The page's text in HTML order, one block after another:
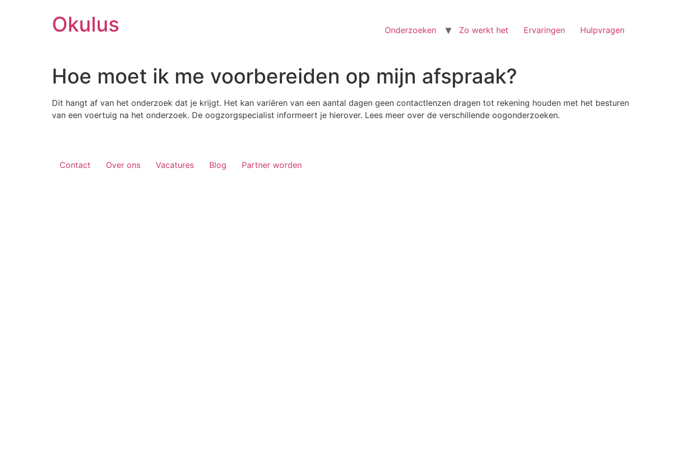
Okulus Onderzoeken Zo werkt het Ervaringen Hulpvragen
Hoe moet ik me voorbereiden op mijn afspraak?
Dit hangt af van het onderzoek dat je krijgt. Het kan variëren van een aantal dagen geen contactlenzen dragen tot rekening houden met het besturen
van een voertuig na het onderzoek. De oogzorgspecialist informeert je hierover. Lees meer over de verschillende oogonderzoeken.
Contact Over ons Vacatures Blog Partner worden